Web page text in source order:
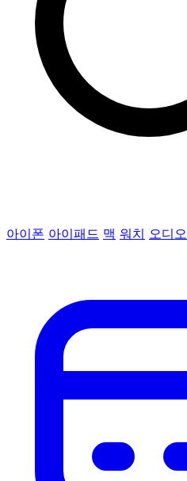
아이폰 아이패드 맥 워치 오디오